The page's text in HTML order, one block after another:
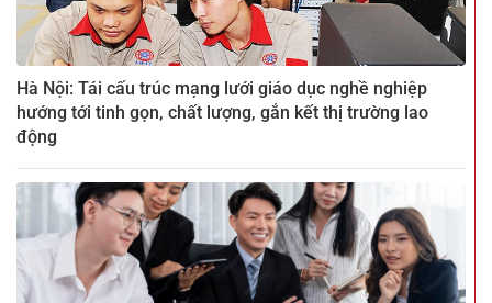
Hà Nội: Tái cấu trúc mạng lưới giáo dục nghề nghiệp
hướng tới tinh gọn, chất lượng, gắn kết thị trường lao
động